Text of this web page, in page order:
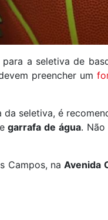
a seletiva de
preencher um
seletiva, é
garrafa de água.
Campos, naAvenida